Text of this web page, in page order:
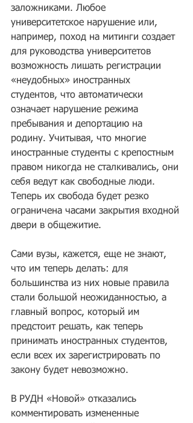
заложниками. Любое
университетское нарушение или,
например, поход на митинги создает
для руководства университетов
возможность лишать регистрации
«неудобных» иностранных
студентов, что автоматически
означает нарушение режима
пребывания и депортацию на
родину. Учитывая, что многие
иностранные студенты с крепостным
правом никогда не сталкивались, они
себя ведут как свободные люди.
Теперь их свобода будет резко
ограничена часами закрытия входной
двери в общежитие.
Сами вузы, кажется, еще не знают,
что им теперь делать: для
большинства из них новые правила
стали большой неожиданностью, а
главный вопрос, который им
предстоит решать, как теперь
принимать иностранных студентов,
если всех их зарегистрировать по
закону будет невозможно.
В РУДН «Новой» отказались
комментировать измененные